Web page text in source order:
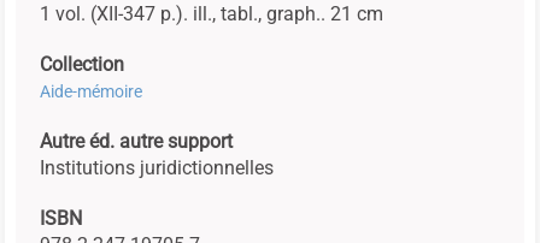
1 vol. (XII-347 p.). ill., tabl., graph.. 21 cm
Collection
Aide-mémoire
Autre éd. autre support
Institutions juridictionnelles
ISBN